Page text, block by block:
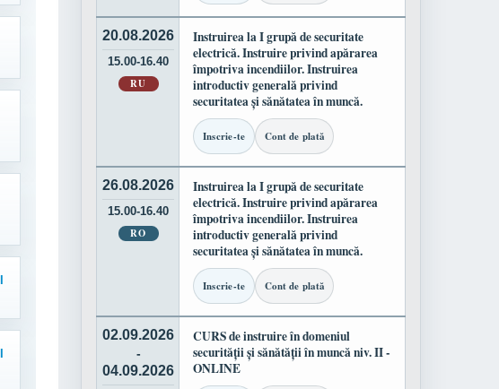
20.08.2026
15.00-16.40
RU
Instruirea la I grupă de securitate
electrică. Instruire privind apărarea
împotriva incendiilor. Instruirea
introductiv generală privind
securitatea și sănătatea în muncă.
Inscrie-te Cont de plată
26.08.2026
15.00-16.40
RO
Instruirea la I grupă de securitate
electrică. Instruire privind apărarea
împotriva incendiilor. Instruirea
introductiv generală privind
securitatea și sănătatea în muncă.
Inscrie-te Cont de plată
02.09.2026
-
04.09.2026
CURS de instruire în domeniul
securității și sănătății în muncă niv. II -
ONLINE